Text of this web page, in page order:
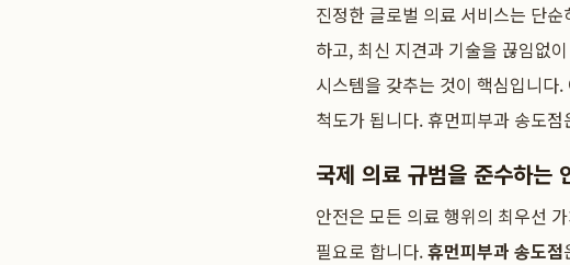
진정한 글로벌 의료 서비스는 단
하고, 최신 지견과 기술을 끊임없
시스템을 갖추는 것이 핵심입니다
척도가 됩니다. 휴먼피부과 송도
국제 의료 규범을 준수하는
안전은 모든 의료 행위의 최우선
필요로 합니다.휴먼피부과 송도점